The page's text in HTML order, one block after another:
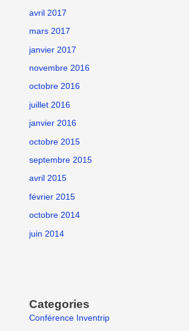
avril 2017
mars 2017
janvier 2017
novembre 2016
octobre 2016
juillet 2016
janvier 2016
octobre 2015
septembre 2015
avril 2015
février 2015
octobre 2014
juin 2014
Categories
Conférence Inventrip